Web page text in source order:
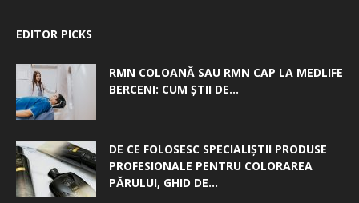
EDITOR PICKS
RMN COLOANĂ SAU RMN CAP LA MEDLIFE
BERCENI: CUM ȘTII DE...
DE CE FOLOSESC SPECIALIȘTII PRODUSE
PROFESIONALE PENTRU COLORAREA
PĂRULUI, GHID DE...